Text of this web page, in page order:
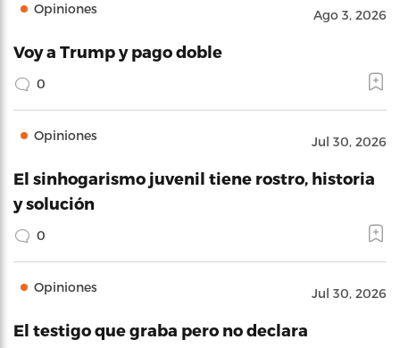
Opiniones Ago 3, 2026
Voy a Trump y pago doble
0
Opiniones Jul 30, 2026
El sinhogarismo juvenil tiene rostro, historia
y solución
0
Opiniones Jul 30, 2026
El testigo que graba pero no declara